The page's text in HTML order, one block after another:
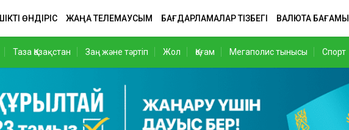
ӨНДІРІС ЖАҢА ТЕЛЕМАУСЫМ БАҒДАРЛАМАЛАР ТІЗБЕГІ ВАЛЮТА БАҒАМЫ
Таза Қазақстан Заң және тәртіп Жол Қоғам Мегаполис тынысы Спорт